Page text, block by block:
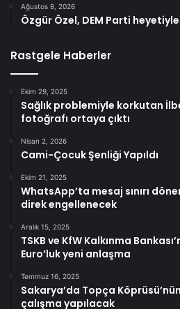
Ağustos 8, 2026
Özgür Özel, DEM Parti
Rastgele Haberler
Ekim 29, 2025
Sağlık problemiyle korkutan
fotoğrafı ortaya çıktı
Nisan 2, 2026
Cami-Çocuk Şenliği Yapıldı
Ekim 21, 2025
WhatsApp’ta mesaj sınırı
direk engellenecek
Aralık 15, 2025
TSKB ve KfW Kalkınma
Euro’luk yeni anlaşma
Temmuz 16, 2025
Sakarya’da Topça
çalışma yapılacak